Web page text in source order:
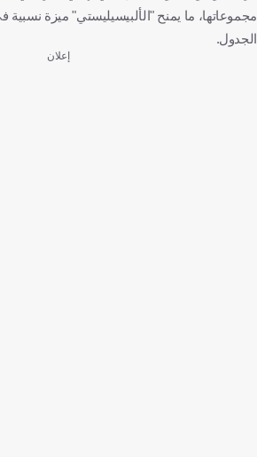
مجموعاتها، ما يمنح "الألبيسيليستي" ميزة
الجدول.
إعلان